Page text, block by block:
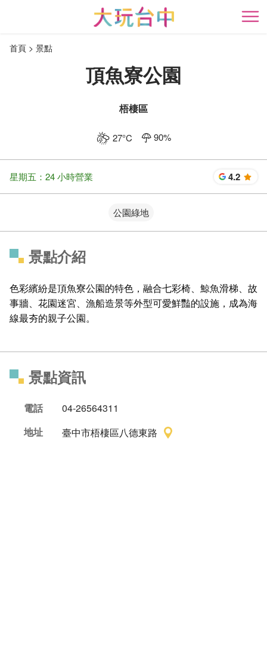
開
首頁 景點
頂魚寮公園
梧棲區
27°C 90%
星期五：24 小時營業 4.2 星
公園綠地
景點介紹
色彩繽紛是頂魚寮公園的特色，融合七彩椅、鯨魚滑梯、故
事牆、花園迷宮、漁船造景等外型可愛鮮豔的設施，成為海
線最夯的親子公園。
景點資訊
電話
04-26564311
地址
臺中市梧棲區八德東路